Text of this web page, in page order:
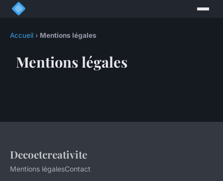
Accueil › Mentions légales
Mentions légales
Decoetcreativite
Mentions légalesContact